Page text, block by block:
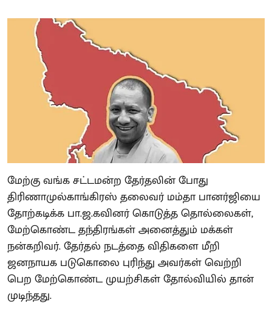
மேற்கு வங்க சட்டமன்ற தேர்தலின் போது
திரிணாமுல்காங்கிரஸ் தலைவர் மம்தா பானர்ஜியை
தோற்கடிக்க பா.ஜ.கவினர் கொடுத்த தொல்லைகள்,
மேற்கொண்ட தந்திரங்கள் அனைத்தும் மக்கள்
நன்கறிவர். தேர்தல் நடத்தை விதிகளை மீறி
ஜனநாயக படுகொலை புரிந்து அவர்கள் வெற்றி
பெற மேற்கொண்ட முயற்சிகள் தோல்வியில் தான்
முடிந்தது.